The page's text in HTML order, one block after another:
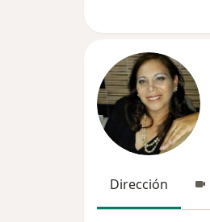
Dirección